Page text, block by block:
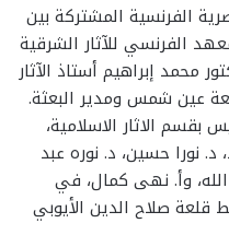
الفرنسية المشتركة بين
الفرنسي للآثار الشرقية
محمد إبراهيم أستاذ الآثار
عين شمس ومدير البعثة.
الاثار الاسلامية،
نورا حسين، د. نوره عبد
الله، وأ. نهى كمال، في
قلعة صلاح الدين الأيوبي